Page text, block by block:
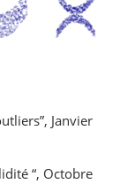
Janvier
“, Octobre